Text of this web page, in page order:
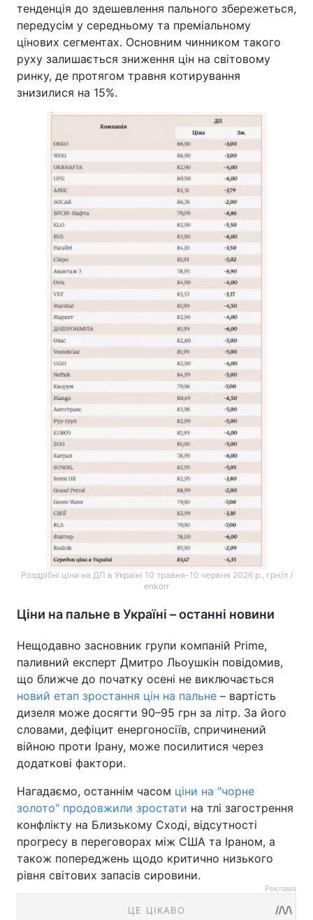
тенденція до здешевлення пального збережеться,
передусім у середньому та преміальному
цінових сегментах. Основним чинником такого
руху залишається зниження цін на світовому
ринку, де протягом травня котирування
знизилися на 15%.
Роздрібні ціни на ДП в Україні 10 травня-10 червня 2026 р., грн/л /
enkorr
Ціни на пальне в Україні – останні новини
Нещодавно засновник групи компаній Prime,
паливний експерт Дмитро Льоушкін повідомив,
що ближче до початку осені не виключається
новий етап зростання цін на пальне – вартість
дизеля може досягти 90–95 грн за літр. За його
словами, дефіцит енергоносіїв, спричинений
війною проти Ірану, може посилитися через
додаткові фактори.
Нагадаємо, останнім часом ціни на "чорне
золото" продовжили зростати на тлі загострення
конфлікту на Близькому Сході, відсутності
прогресу в переговорах між США та Іраном, а
також попереджень щодо критично низького
рівня світових запасів сировини.
Реклама